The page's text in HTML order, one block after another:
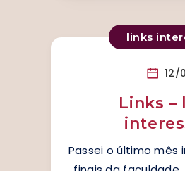
links
12/
Links –
Passei o último mês